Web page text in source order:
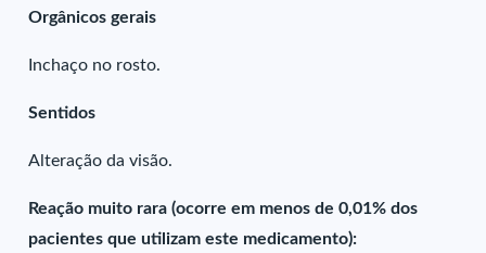
Orgânicos gerais
Inchaço no rosto.
Sentidos
Alteração da visão.
Reação muito rara (ocorre em menos de 0,01% dos
pacientes que utilizam este medicamento):